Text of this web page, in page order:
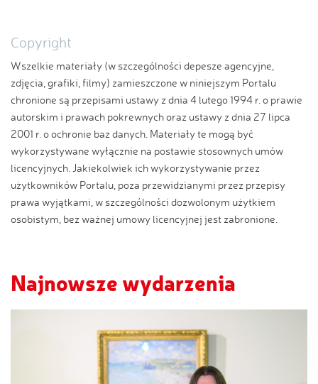
Copyright
Wszelkie materiały (w szczególności depesze agencyjne,
zdjęcia, grafiki, filmy) zamieszczone w niniejszym Portalu
chronione są przepisami ustawy z dnia 4 lutego 1994 r. o prawie
autorskim i prawach pokrewnych oraz ustawy z dnia 27 lipca
2001 r. o ochronie baz danych. Materiały te mogą być
wykorzystywane wyłącznie na postawie stosownych umów
licencyjnych. Jakiekolwiek ich wykorzystywanie przez
użytkowników Portalu, poza przewidzianymi przez przepisy
prawa wyjątkami, w szczególności dozwolonym użytkiem
osobistym, bez ważnej umowy licencyjnej jest zabronione.
Najnowsze wydarzenia